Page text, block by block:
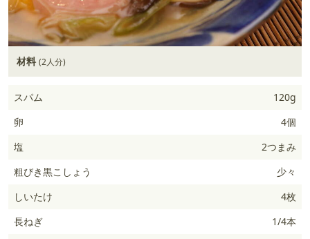
材料 (2人分)
スパム
120g
卵
4個
塩
2つまみ
粗びき黒こしょう
少々
しいたけ
4枚
長ねぎ
1/4本